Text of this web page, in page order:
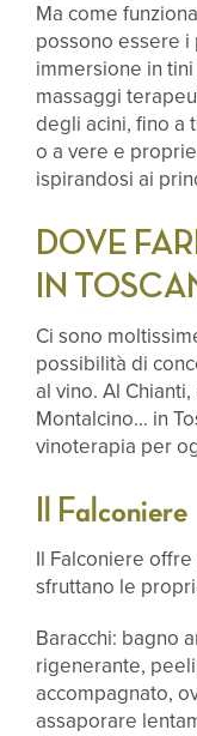
Ma come
possono essere i
immersione in
massaggi
degli acini, fino a
o a vere e
ispirandosi ai
DOVE
IN
Ci sono
possibilità di
al vino. Al
Montalcino… in
vinoterapia per
Il Falconiere
Il Falconiere
sfruttano le
Baracchi: bagno
rigenerante,
accompagnato,
assaporare